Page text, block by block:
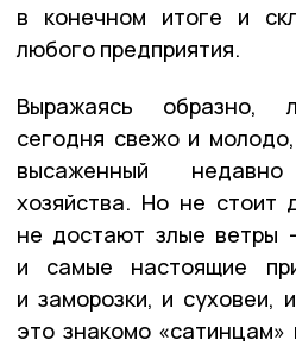
в конечном итоге и
любого предприятия.
Выражаясь образно,
сегодня свежо и
высаженный
хозяйства. Но не стоит
не достают злые ветры
и самые настоящие
и заморозки, и
это знакомо